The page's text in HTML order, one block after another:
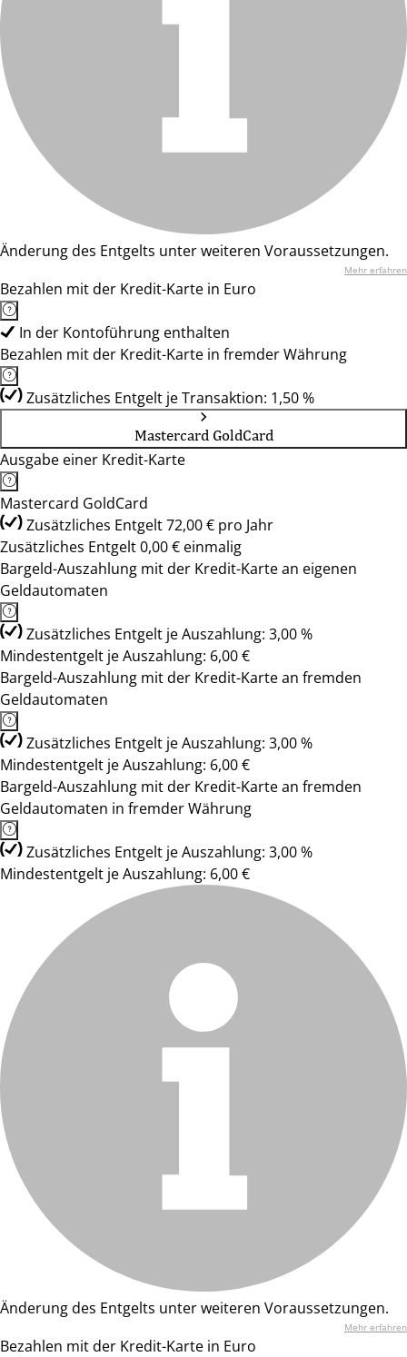
Änderung des Entgelts unter weiteren Voraussetzungen.
Mehr erfahren
Bezahlen mit der Kredit-Karte in Euro
In der Kontoführung enthalten
Bezahlen mit der Kredit-Karte in fremder Währung
Zusätzliches Entgelt je Transaktion: 1,50 %
Mastercard GoldCard
Ausgabe einer Kredit-Karte
Mastercard GoldCard
Zusätzliches Entgelt 72,00 € pro Jahr
Zusätzliches Entgelt 0,00 € einmalig
Bargeld-Auszahlung mit der Kredit-Karte an eigenen
Geldautomaten
Zusätzliches Entgelt je Auszahlung: 3,00 %
Mindestentgelt je Auszahlung: 6,00 €
Bargeld-Auszahlung mit der Kredit-Karte an fremden
Geldautomaten
Zusätzliches Entgelt je Auszahlung: 3,00 %
Mindestentgelt je Auszahlung: 6,00 €
Bargeld-Auszahlung mit der Kredit-Karte an fremden
Geldautomaten in fremder Währung
Zusätzliches Entgelt je Auszahlung: 3,00 %
Mindestentgelt je Auszahlung: 6,00 €
Änderung des Entgelts unter weiteren Voraussetzungen.
Mehr erfahren
Bezahlen mit der Kredit-Karte in Euro